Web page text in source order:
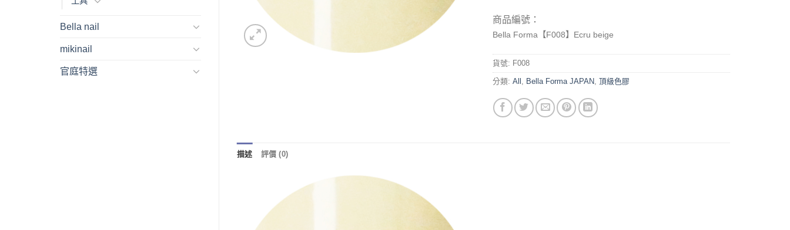
Bella nail
mikinail
官庭特選
商品編號：
Bella Forma【F008】Ecru beige
貨號: F008
分類: All , Bella Forma JAPAN, 頂級色膠
描述 評價 (0)